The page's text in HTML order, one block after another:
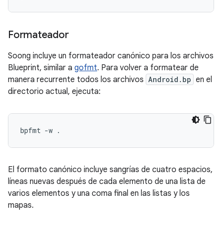
Formateador
Soong incluye un formateador canónico para los archivos
Blueprint, similar a gofmt. Para volver a formatear de
manera recurrente todos los archivos Android.bp en el
directorio actual, ejecuta:
El formato canónico incluye sangrías de cuatro espacios,
líneas nuevas después de cada elemento de una lista de
varios elementos y una coma final en las listas y los
mapas.